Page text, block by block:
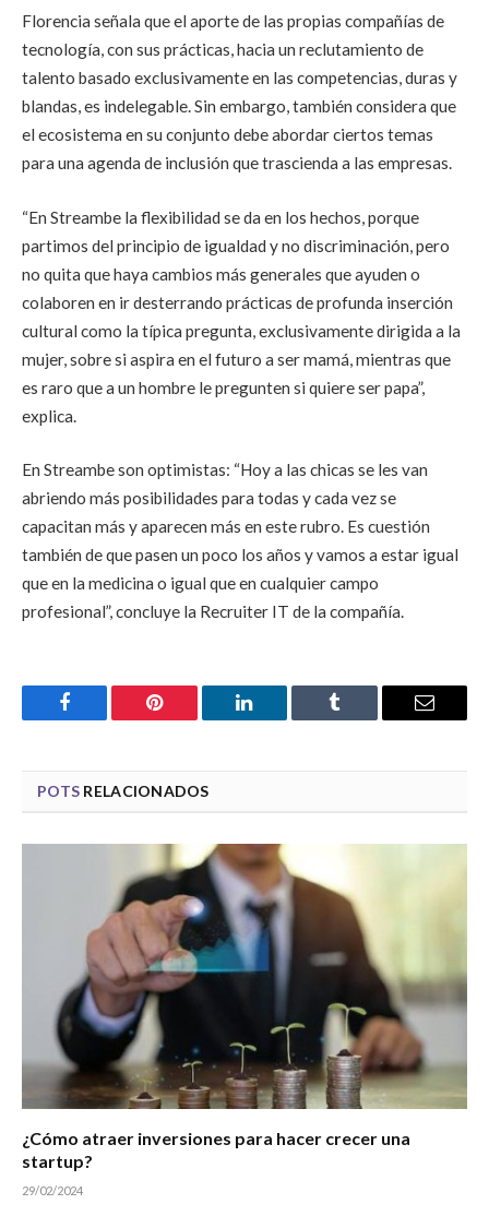
Florencia señala que el aporte de las propias compañías de
tecnología, con sus prácticas, hacia un reclutamiento de
talento basado exclusivamente en las competencias, duras y
blandas, es indelegable. Sin embargo, también considera que
el ecosistema en su conjunto debe abordar ciertos temas
para una agenda de inclusión que trascienda a las empresas.
“En Streambe la flexibilidad se da en los hechos, porque
partimos del principio de igualdad y no discriminación, pero
no quita que haya cambios más generales que ayuden o
colaboren en ir desterrando prácticas de profunda inserción
cultural como la típica pregunta, exclusivamente dirigida a la
mujer, sobre si aspira en el futuro a ser mamá, mientras que
es raro que a un hombre le pregunten si quiere ser papa”,
explica.
En Streambe son optimistas: “Hoy a las chicas se les van
abriendo más posibilidades para todas y cada vez se
capacitan más y aparecen más en este rubro. Es cuestión
también de que pasen un poco los años y vamos a estar igual
que en la medicina o igual que en cualquier campo
profesional”, concluye la Recruiter IT de la compañía.
Facebook Pinterest LinkedIn Tumblr Email
POTS RELACIONADOS
¿Cómo atraer inversiones para hacer crecer una
startup?
29/02/2024